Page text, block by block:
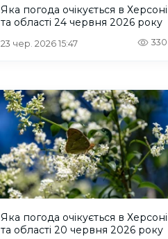
Яка погода очікується в Херсоні
та області 24 червня 2026 року
23 чер. 2026 15:47 330
Яка погода очікується в Херсоні
та області 20 червня 2026 року